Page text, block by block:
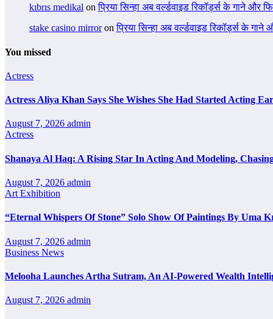
kıbrıs medikal onप्रिया सिन्हा अब वर्ल्डवाइड रिकॉर्ड्स के गाने और
stake casino mirroronप्रिया सिन्हा अब वर्ल्डवाइड रिकॉर्ड्स के
You missed
Actress
Actress Aliya Khan Says She Wishes She Had Started Acting
August 7, 2026 admin
Actress
Shanaya Al Haq: A Rising Star In Acting And Modeling,
August 7, 2026 admin
Art Exhibition
“Eternal Whispers Of Stone” Solo Show Of Paintings By
August 7, 2026 admin
Business News
Melooha Launches Artha Sutram, An AI-Powered Wealth
August 7, 2026 admin